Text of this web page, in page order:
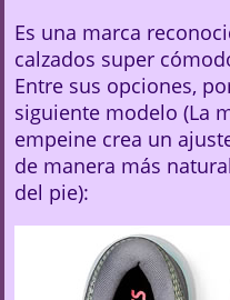
Es una marca
calzados super
Entre sus opciones,
siguiente modelo (La
empeine crea un
de manera más
del pie):